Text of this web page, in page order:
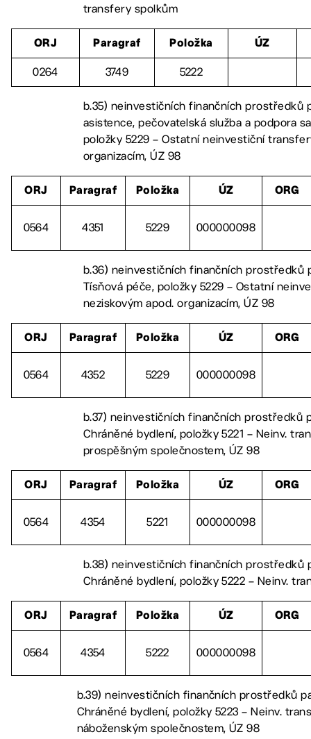
transfery spolkům
ORJ Paragraf Položka ÚZ
0264 3749 5222
b.35) neinvestičních finančních prostředků
asistence, pečovatelská služba a podpora
položky 5229 – Ostatní neinvestiční
organizacím, ÚZ 98
ORJ Paragraf Položka ÚZ ORG
0564 4351 5229 000000098
b.36) neinvestičních finančních prostředků
Tísňová péče, položky 5229 – Ostatní
neziskovým apod. organizacím, ÚZ 98
ORJ Paragraf Položka ÚZ ORG
0564 4352 5229 000000098
b.37) neinvestičních finančních prostředků
Chráněné bydlení, položky 5221 – Neinv.
prospěšným společnostem, ÚZ 98
ORJ Paragraf Položka ÚZ ORG
0564 4354 5221 000000098
b.38) neinvestičních finančních prostředků
Chráněné bydlení, položky 5222 – Neinv.
ORJ Paragraf Položka ÚZ ORG
0564 4354 5222 000000098
b.39) neinvestičních finančních prostředků
Chráněné bydlení, položky 5223 – Neinv.
náboženským společnostem, ÚZ 98